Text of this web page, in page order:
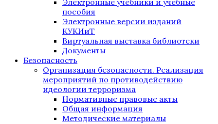
Электронные учебники и учебные
пособия
Электронные версии изданий
КУКИиТ
Виртуальная выставка библиотеки
Документы
Безопасность
Организация безопасности. Реализация
мероприятий по противодействию
идеологии терроризма
Нормативные правовые акты
Общая информация
Методические материалы